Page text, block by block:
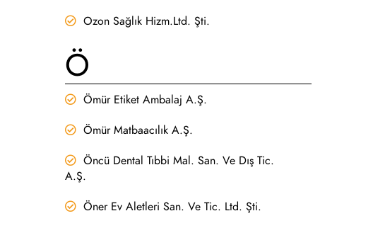
Ozon Sağlık Hizm.Ltd. Şti.
Ö
Ömür Etiket Ambalaj A.Ş.
Ömür Matbaacılık A.Ş.
Öncü Dental Tıbbi Mal. San. Ve Dış Tic.
A.Ş.
Öner Ev Aletleri San. Ve Tic. Ltd. Şti.